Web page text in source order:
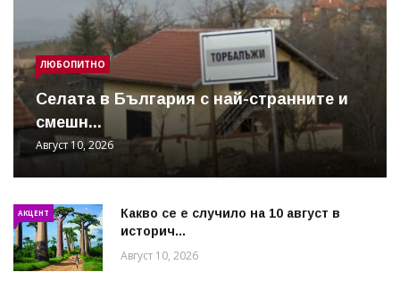
ЛЮБОПИТНО
Cелата в България с най-странните и
смешн...
Август 10, 2026
АКЦЕНТ
Какво се е случило на 10 август в
историч...
Август 10, 2026